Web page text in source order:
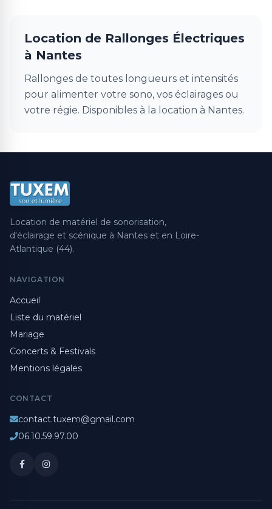
Location de Rallonges Électriques
à Nantes
Rallonges de toutes longueurs et intensités
pour alimenter votre sono, vos éclairages ou
votre régie. Disponibles à la location à Nantes.
Location de matériel de sonorisation,
d'éclairage et scénique à Nantes et en Loire-
Atlantique (44).
NAVIGATION
Accueil
Liste du matériel
Mariage
Concerts & Festivals
Mentions légales
CONTACT
contact.tuxem@gmail.com
06.10.59.97.00